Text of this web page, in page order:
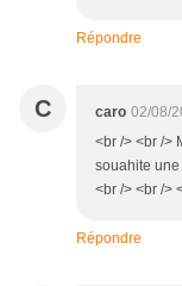
Répondre
C caro 02/08/
<br /> <br />
souahite
<br /> <br />
Répondre